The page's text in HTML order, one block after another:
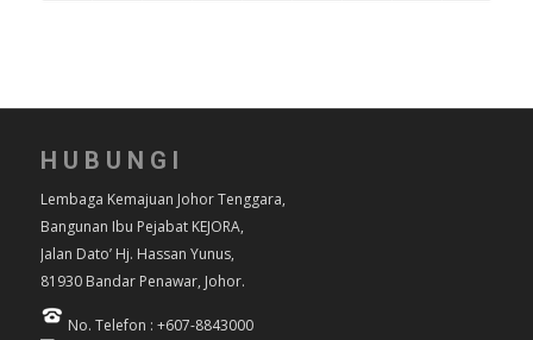
HUBUNGI
Lembaga Kemajuan Johor Tenggara,
Bangunan Ibu Pejabat KEJORA,
Jalan Dato’ Hj. Hassan Yunus,
81930 Bandar Penawar, Johor.
No. Telefon : +607-8843000